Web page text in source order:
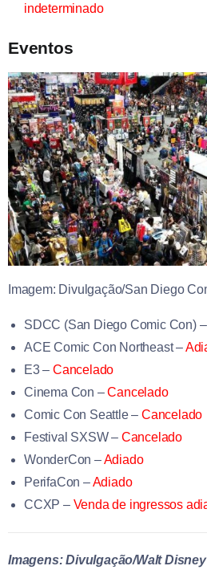
indeterminado
Eventos
Imagem: Divulgação/San Diego
SDCC (San Diego Comic Con)
ACE Comic Con Northeast –
E3 – Cancelado
Cinema Con –Cancelado
Comic Con Seattle –Cancelado
Festival SXSW – Cancelado
WonderCon –Adiado
PerifaCon –Adiado
CCXP –Venda de ingressos
Imagens: Divulgação/Walt